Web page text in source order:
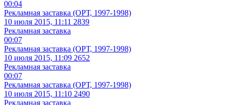
00:04
Рекламная заставка (ОРТ, 1997-1998)
10 июля 2015, 11:11 2839
Рекламная заставка
00:07
Рекламная заставка (ОРТ, 1997-1998)
10 июля 2015, 11:09 2652
Рекламная заставка
00:07
Рекламная заставка (ОРТ, 1997-1998)
10 июля 2015, 11:10 2490
Рекламная заставка